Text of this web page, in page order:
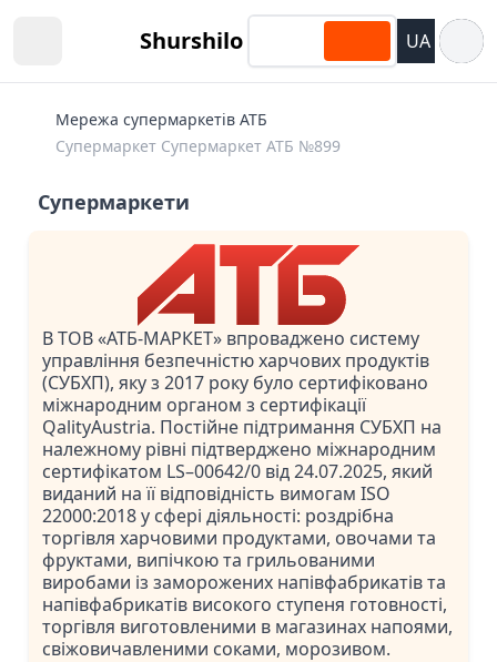
Shurshilo UA
Мережа супермаркетів АТБ
Супермаркет Супермаркет АТБ №899
Супермаркети
В ТОВ «АТБ-МАРКЕТ» впроваджено систему
управління безпечністю харчових продуктів
(СУБХП), яку з 2017 року було сертифіковано
міжнародним органом з сертифікації
QalityAustria. Постійне підтримання СУБХП на
належному рівні підтверджено міжнародним
сертифікатом LS–00642/0 від 24.07.2025, який
виданий на її відповідність вимогам ISO
22000:2018 у сфері діяльності: роздрібна
торгівля харчовими продуктами, овочами та
фруктами, випічкою та грильованими
виробами із заморожених напівфабрикатів та
напівфабрикатів високого ступеня готовності,
торгівля виготовленими в магазинах напоями,
свіжовичавленими соками, морозивом.